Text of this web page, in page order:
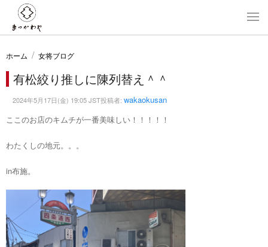
ホーム 女将ブログ
有松絞り推しに陳列替え＾＾
2024年5月17日(金) 19:05 JST投稿者: wakaokusan
ここのお店のキムチが一番美味しい！！！！！
わたくしの地元。。。
in布施。